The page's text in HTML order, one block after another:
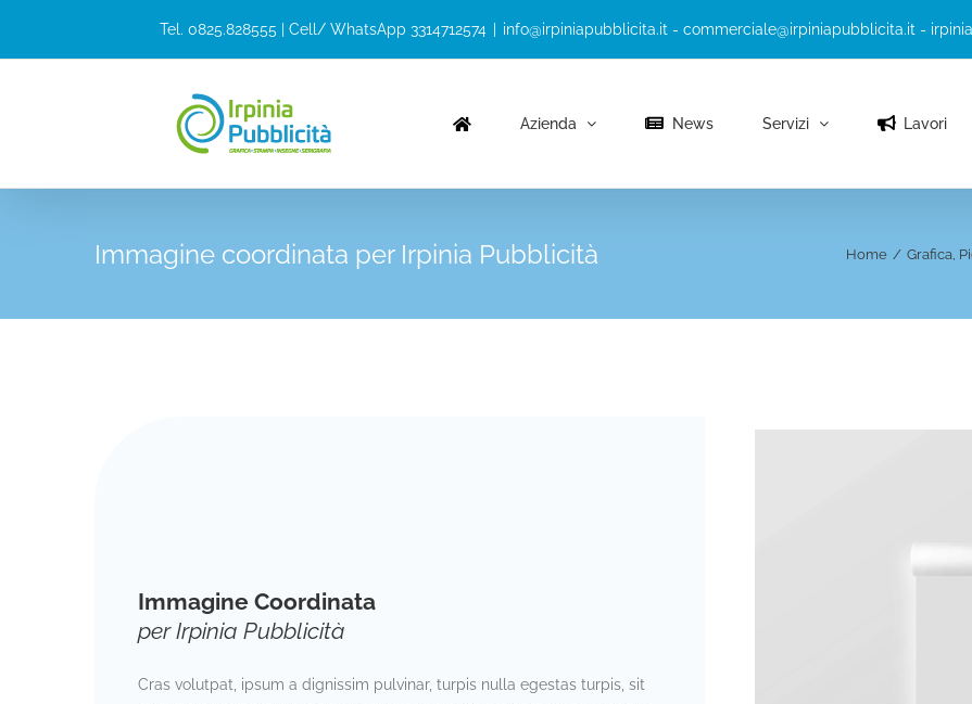
Tel. 0825.828555 | Cell/ WhatsApp 3314712574 info@irpiniapubblicita.it - commerciale@irpiniapubblicita.it -
Azienda News Servizi Lavori
Immagine coordinata per Irpinia Pubblicità Home / Grafica
Immagine Coordinata
per Irpinia Pubblicità
Cras volutpat, ipsum a dignissim pulvinar, turpis nulla egestas turpis, sit